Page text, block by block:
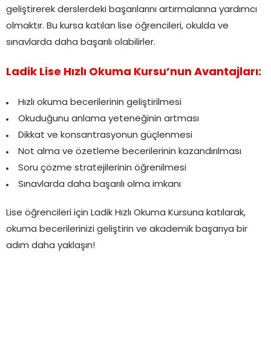
geliştirerek derslerdeki başarılarını artırmalarına yardımcı
olmaktır. Bu kursa katılan lise öğrencileri, okulda ve
sınavlarda daha başarılı olabilirler.
Ladik Lise Hızlı Okuma Kursu’nun Avantajları:
Hızlı okuma becerilerinin geliştirilmesi
Okuduğunu anlama yeteneğinin artması
Dikkat ve konsantrasyonun güçlenmesi
Not alma ve özetleme becerilerinin kazandırılması
Soru çözme stratejilerinin öğrenilmesi
Sınavlarda daha başarılı olma imkanı
Lise öğrencileri için Ladik Hızlı Okuma Kursuna katılarak,
okuma becerilerinizi geliştirin ve akademik başarıya bir
adım daha yaklaşın!